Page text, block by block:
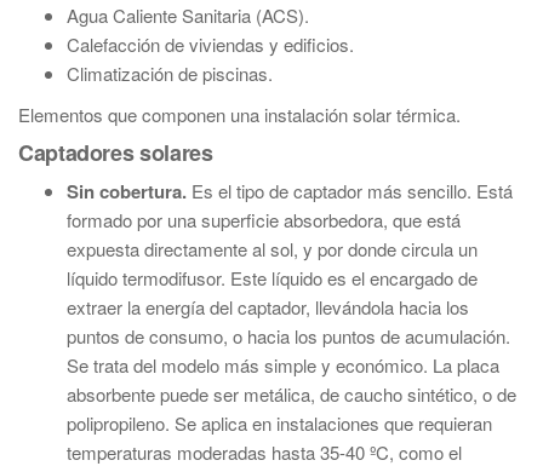
Agua Caliente Sanitaria (ACS).
Calefacción de viviendas y edificios.
Climatización de piscinas.
Elementos que componen una instalación solar térmica.
Captadores solares
Sin cobertura. Es el tipo de captador más sencillo. Está
formado por una superficie absorbedora, que está
expuesta directamente al sol, y por donde circula un
líquido termodifusor. Este líquido es el encargado de
extraer la energía del captador, llevándola hacia los
puntos de consumo, o hacia los puntos de acumulación.
Se trata del modelo más simple y económico. La placa
absorbente puede ser metálica, de caucho sintético, o de
polipropileno. Se aplica en instalaciones que requieran
temperaturas moderadas hasta 35-40 ºC, como el